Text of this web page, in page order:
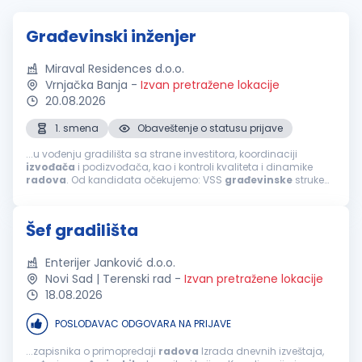
Građevinski inženjer
Miraval Residences d.o.o.
Vrnjačka Banja - Izvan pretražene lokacije
20.08.2026
1. smena
Obaveštenje o statusu prijave
...u vođenju gradilišta sa strane investitora, koordinaciji
izvođača i podizvođača, kao i kontroli kvaliteta i dinamike
radova
. Od kandidata očekujemo: VSS građevinske struke
Šef gradilišta
Enterijer Janković d.o.o.
Novi Sad | Terenski rad - Izvan pretražene lokacije
18.08.2026
POSLODAVAC ODGOVARA NA PRIJAVE
...zapisnika o primopredaji radova Izrada dnevnih izveštaja,